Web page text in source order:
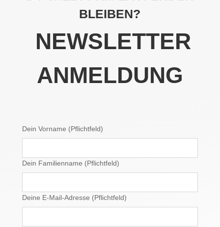
BLEIBEN?
NEWSLETTER
ANMELDUNG
Dein Vorname (Pflichtfeld)
Dein Familienname (Pflichtfeld)
Deine E-Mail-Adresse (Pflichtfeld)